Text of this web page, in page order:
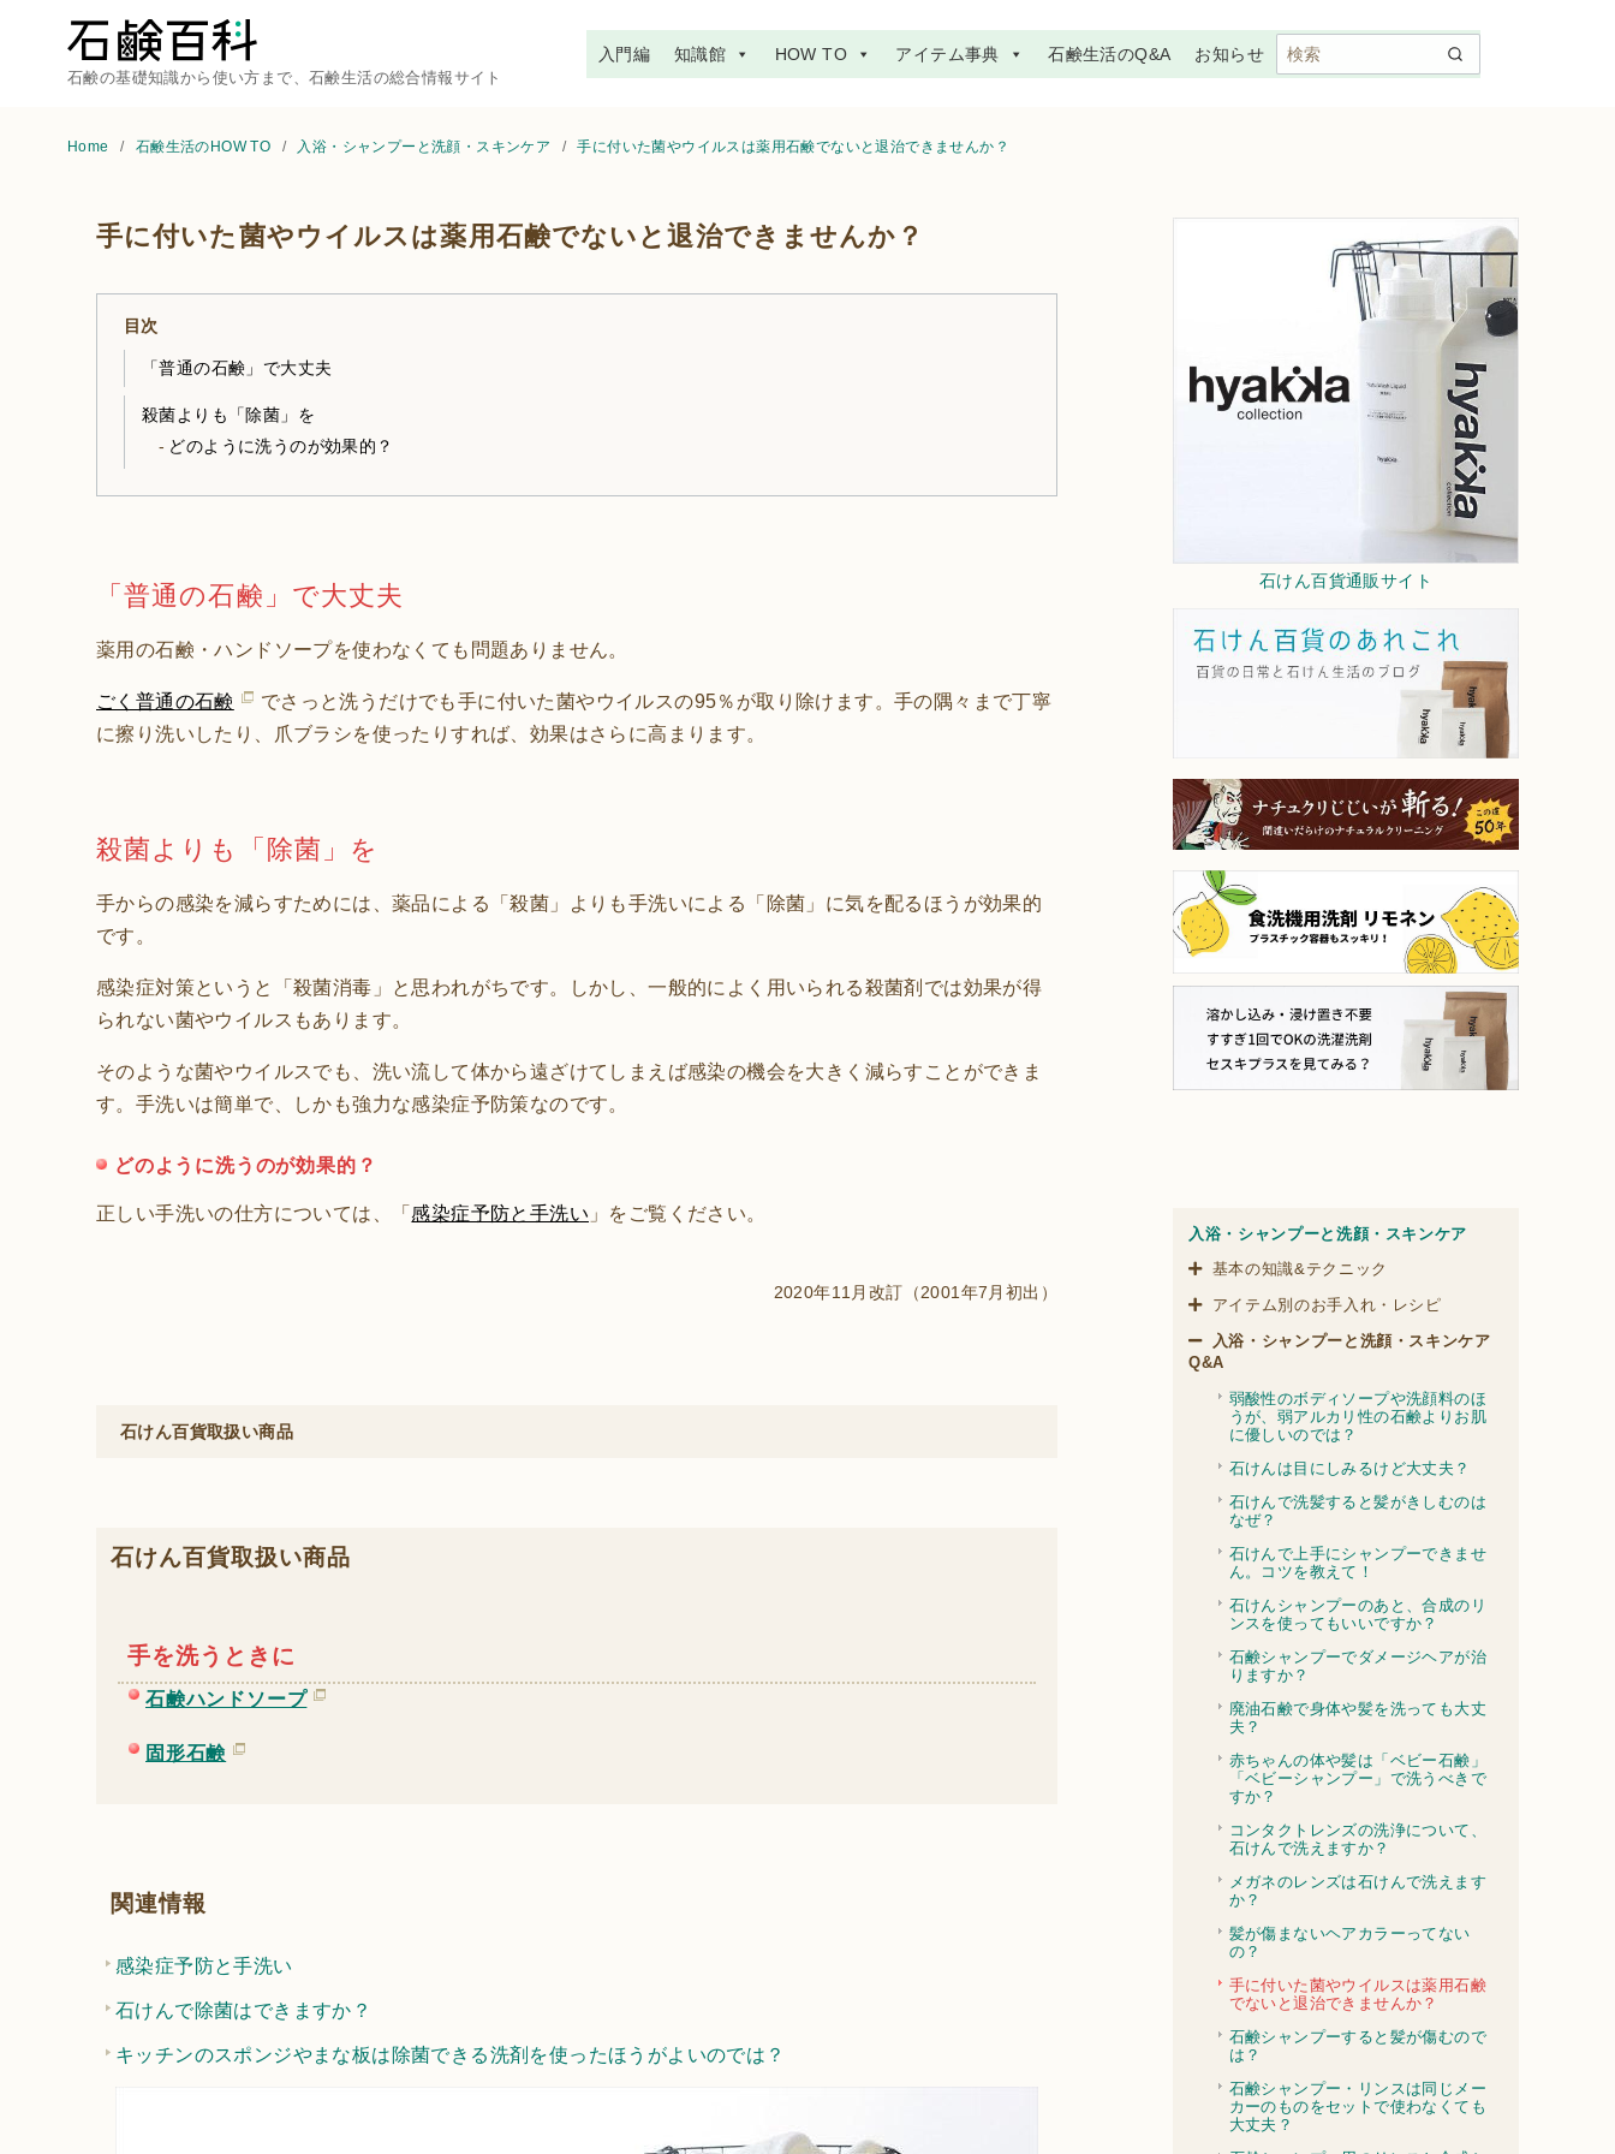
石鹸の基礎知識から使い方まで、石鹸生活の総合情報サイト
入門編 知識館 HOW TO アイテム事典 石鹸生活のQ&A お知らせ
Home 石鹸生活のHOW TO 入浴・シャンプーと洗顔・スキンケア 手に付いた菌やウイルスは薬用石鹸でないと退治できませんか？
手に付いた菌やウイルスは薬用石鹸でないと退治できませんか？
目次
「普通の石鹸」で大丈夫
殺菌よりも「除菌」を
どのように洗うのが効果的？
「普通の石鹸」で大丈夫
薬用の石鹸・ハンドソープを使わなくても問題ありません。
ごく普通の石鹸
でさっと洗うだけでも手に付いた菌やウイルスの95％が取り除けます。手の隅々まで丁寧
に擦り洗いしたり、爪ブラシを使ったりすれば、効果はさらに高まります。
殺菌よりも「除菌」を
手からの感染を減らすためには、薬品による「殺菌」よりも手洗いによる「除菌」に気を配るほうが効果的
です。
感染症対策というと「殺菌消毒」と思われがちです。しかし、一般的によく用いられる殺菌剤では効果が得
られない菌やウイルスもあります。
そのような菌やウイルスでも、洗い流して体から遠ざけてしまえば感染の機会を大きく減らすことができま
す。手洗いは簡単で、しかも強力な感染症予防策なのです。
どのように洗うのが効果的？
正しい手洗いの仕方については、「感染症予防と手洗い 」をご覧ください。
2020年11月改訂（2001年7月初出）
石けん百貨取扱い商品
石けん百貨取扱い商品
手を洗うときに
石鹸ハンドソープ
固形石鹸
関連情報
感染症予防と手洗い
石けんで除菌はできますか？
キッチンのスポンジやまな板は除菌できる洗剤を使ったほうがよいのでは？
石けん百貨通販サイト
入浴・シャンプーと洗顔・スキンケア
基本の知識&テクニック
アイテム別のお手入れ・レシピ
入浴・シャンプーと洗顔・スキンケア
Q&A
弱酸性のボディソープや洗顔料のほ
うが、弱アルカリ性の石鹸よりお肌
に優しいのでは？
石けんは目にしみるけど大丈夫？
石けんで洗髪すると髪がきしむのは
なぜ？
石けんで上手にシャンプーできませ
ん。コツを教えて！
石けんシャンプーのあと、合成のリ
ンスを使ってもいいですか？
石鹸シャンプーでダメージヘアが治
りますか？
廃油石鹸で身体や髪を洗っても大丈
夫？
赤ちゃんの体や髪は「ベビー石鹸」
「ベビーシャンプー」で洗うべきで
すか？
コンタクトレンズの洗浄について、
石けんで洗えますか？
メガネのレンズは石けんで洗えます
か？
髪が傷まないヘアカラーってない
の？
手に付いた菌やウイルスは薬用石鹸
でないと退治できませんか？
石鹸シャンプーすると髪が傷むので
は？
石鹸シャンプー・リンスは同じメー
カーのものをセットで使わなくても
大丈夫？